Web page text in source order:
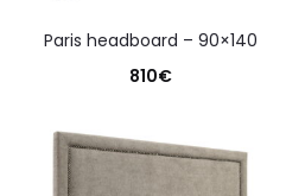
paris headboard – 90×140
810€